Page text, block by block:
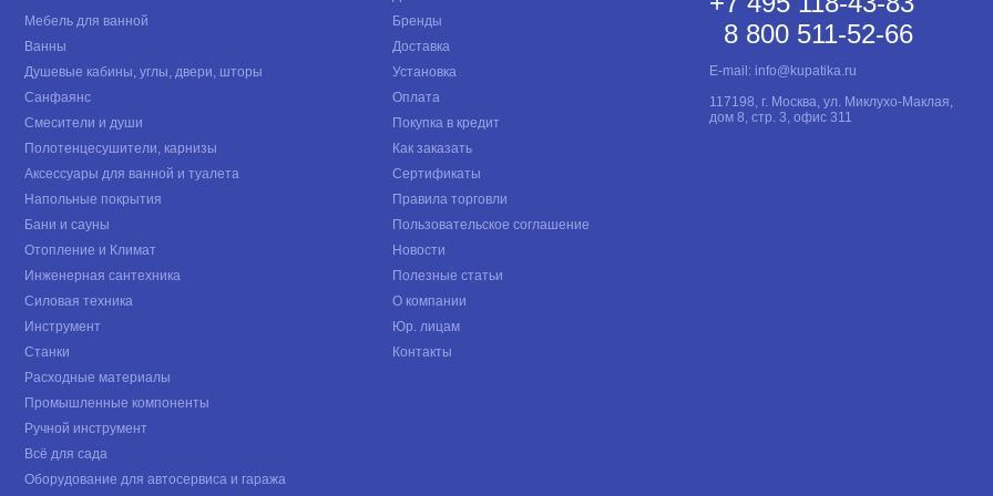
Мебель для ванной
Ванны
Душевые кабины, углы, двери, шторы
Санфаянс
Смесители и души
Полотенцесушители, карнизы
Аксессуары для ванной и туалета
Напольные покрытия
Бани и сауны
Отопление и Климат
Инженерная сантехника
Силовая техника
Инструмент
Станки
Расходные материалы
Промышленные компоненты
Ручной инструмент
Всё для сада
Оборудование для автосервиса и гаража
Бренды
Доставка
Установка
Оплата
Покупка в кредит
Как заказать
Сертификаты
Правила торговли
Пользовательское соглашение
Новости
Полезные статьи
О компании
Юр. лицам
Контакты
8 800 511-52-66
E-mail: info@kupatika.ru
117198, г. Москва, ул. Миклухо-Маклая,
дом 8, стр. 3, офис 311